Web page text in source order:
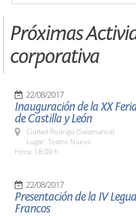
Próximas
corporativa
22/08/2017
Inauguración de la XX
de Castilla y León
Ciudad Rodrigo (Salamanca)
Lugar: Teatro Nuevo
Hora: 18:00 h.
22/08/2017
Presentación de la IV
Francos